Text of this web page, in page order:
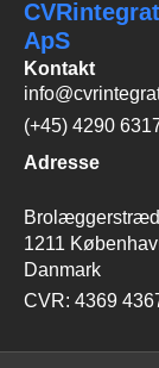
ApS
Kontakt
(+45) 4290
Adresse
1211
Danmark
CVR: 4369